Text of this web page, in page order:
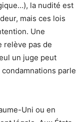
la nudité est
mais ces lois
Une
relève pas de
un juge peut
condamnations parle
Uni ou en